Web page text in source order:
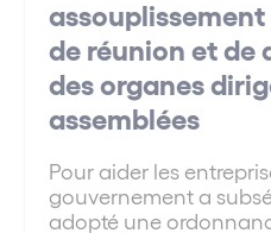
assouplissement
de réunion et de
des organes
assemblées
Pour aider les
gouvernement a
adopté une